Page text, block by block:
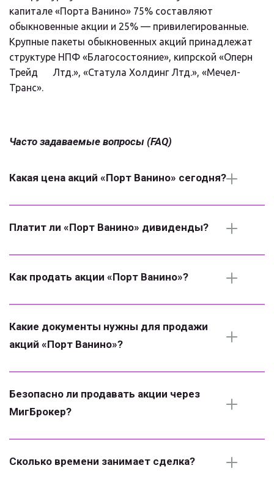
капитале «Порта Ванино» 75% составляют
обыкновенные акции и 25% — привилегированные.
Крупные пакеты обыкновенных акций принадлежат
структуре НПФ «Благосостояние», кипрской «Оперн
Трейд      Лтд.», «Статула Холдинг Лтд.», «Мечел-
Транс».
Часто задаваемые вопросы (FAQ)
Какая цена акций «Порт Ванино» сегодня?
Платит ли «Порт Ванино» дивиденды?
Как продать акции «Порт Ванино»?
Какие документы нужны для продажи
акций «Порт Ванино»?
Безопасно ли продавать акции через
МигБрокер?
Сколько времени занимает сделка?